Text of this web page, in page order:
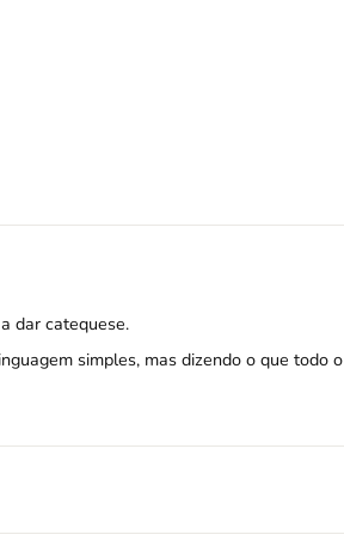
dar catequese.
simples, mas dizendo o que todo o